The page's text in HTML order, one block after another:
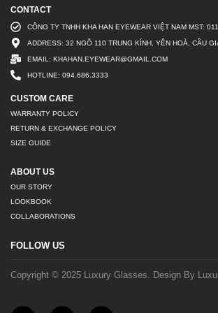
CONTACT
CÔNG TY TNHH KHA HAN EYEWEAR VIỆT NAM MST:
ADDRESS: 32 NGÕ 110 TRUNG KÍNH, YÊN HOÀ, CẦU
EMAIL: KHAHAN.EYEWEAR@GMAIL.COM
HOTLINE: 094.686.3333
CUSTOM CARE
WARRANTY POLICY
RETURN & EXCHANGE POLICY
SIZE GUIDE
ABOUT US
OUR STORY
LOOKBOOK
COLLABORATIONS
FOLLOW US
Copyright © 2025 Luxury Glasses. Design By